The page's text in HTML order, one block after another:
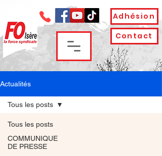
Adhésion
Contact
Actualités
Tous les posts
COMMUNIQUE
DE PRESSE
Tous les posts